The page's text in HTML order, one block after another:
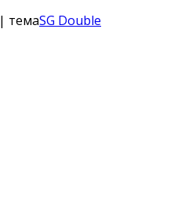
| темаSG Double